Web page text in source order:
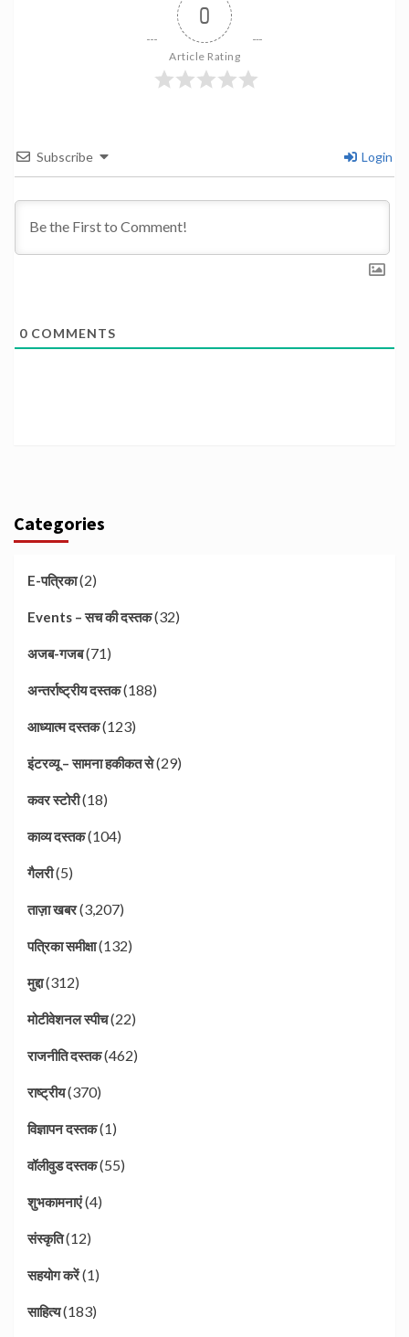
0
Article Rating
Subscribe Login
0 COMMENTS
Categories
E-पत्रिका(2)
Events – सच की दस्तक(32)
अजब-गजब(71)
अन्तर्राष्ट्रीय दस्तक(188)
आध्यात्म दस्तक(123)
इंटरव्यू – सामना हकीकत से(29)
कवर स्टोरी(18)
काव्य दस्तक(104)
गैलरी(5)
ताज़ा खबर(3,207)
पत्रिका समीक्षा(132)
मुद्दा(312)
मोटीवेशनल स्पीच(22)
राजनीति दस्तक(462)
राष्ट्रीय(370)
विज्ञापन दस्तक(1)
वॉलीवुड दस्तक(55)
शुभकामनाएं(4)
संस्कृति(12)
सहयोग करें(1)
साहित्य(183)